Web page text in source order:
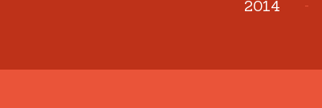
2014 -